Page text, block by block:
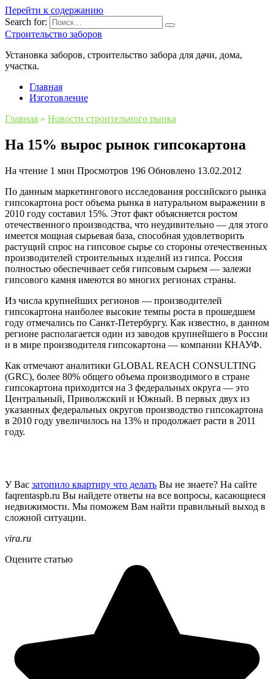
Перейти к содержанию
Search for:
Строительство заборов
Установка заборов, строительство забора для дачи, дома,
участка.
Главная
Изготовление
Главная » Новости строительного рынка
На 15% вырос рынок гипсокартона
На чтение 1 мин Просмотров 196 Обновлено 13.02.2012
По данным маркетингового исследования российского рынка
гипсокартона рост объема рынка в натуральном выражении в
2010 году составил 15%. Этот факт объясняется ростом
отечественного производства, что неудивительно — для этого
имеется мощная сырьевая база, способная удовлетворить
растущий спрос на гипсовое сырье со стороны отечественных
производителей строительных изделий из гипса. Россия
полностью обеспечивает себя гипсовым сырьем — залежи
гипсового камня имеются во многих регионах страны.
Из числа крупнейших регионов — производителей
гипсокартона наиболее высокие темпы роста в прошедшем
году отмечались по Санкт-Петербургу. Как известно, в данном
регионе располагается один из заводов крупнейшего в России
и в мире производителя гипсокартона — компании КНАУФ.
Как отмечают аналитики GLOBAL REACH CONSULTING
(GRC), более 80% общего объема производимого в стране
гипсокартона приходится на 3 федеральных округа — это
Центральный, Приволжский и Южный. В первых двух из
указанных федеральных округов производство гипсокартона
в 2010 году увеличилось на 13% и продолжает расти в 2011
году.
У Вас затопило квартиру что делать Вы не знаете? На сайте
faqrentaspb.ru Вы найдете ответы на все вопросы, касающиеся
недвижимости. Мы поможем Вам найти правильный выход в
сложной ситуации.
vira.ru
Оцените статью